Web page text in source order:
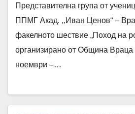
Представителна група от
ППМГ Акад. ,,Иван Ценов“ –
факелното шествие „Поход на
организирано от Община Враца
ноември –…